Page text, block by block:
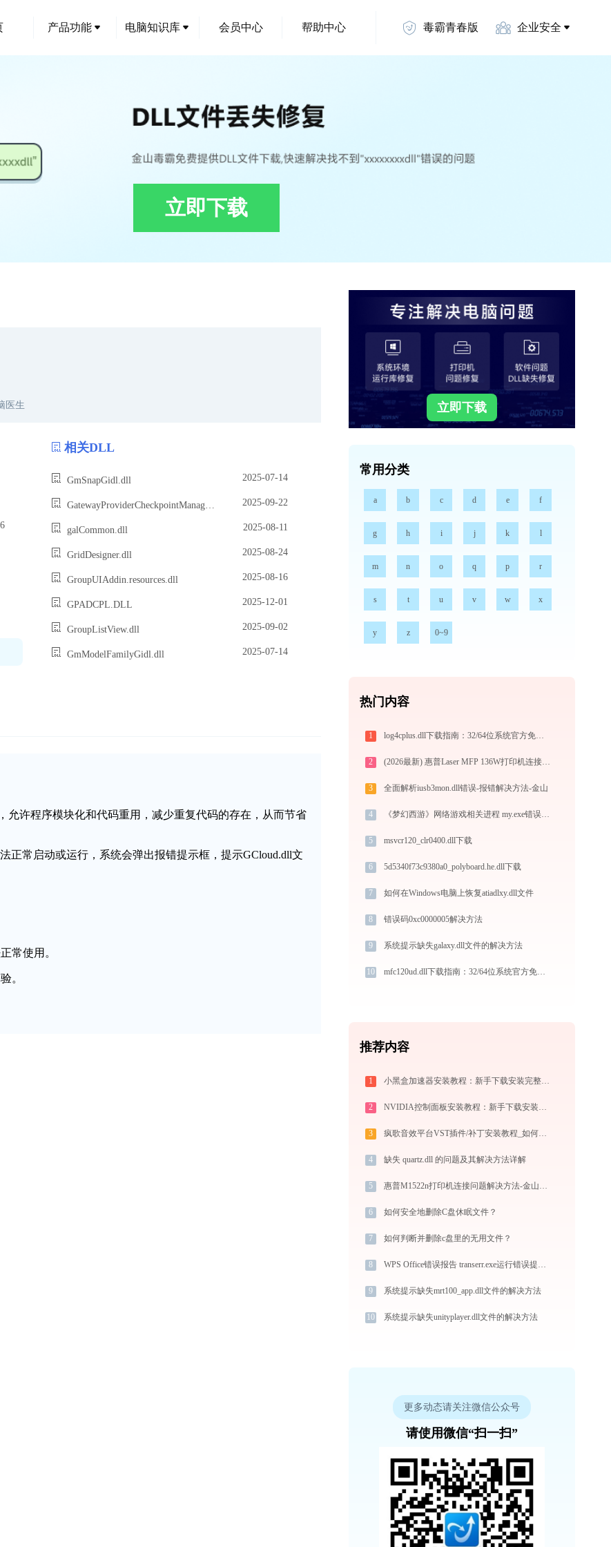
产品功能 电脑知识库 会员中心 帮助中心 毒霸青春版 企业安全
立即下载
医生
相关DLL
GmSnapGidl.dll 2025-07-14
GatewayProviderCheckpointManager.dll 2025-09-22
galCommon.dll 2025-08-11
GridDesigner.dll 2025-08-24
GroupUIAddin.resources.dll 2025-08-16
GPADCPL.DLL 2025-12-01
GroupListView.dll 2025-09-02
GmModelFamilyGidl.dll 2025-07-14
允许程序模块化和代码重用，减少重复代码的存在，从而节省
正常启动或运行，系统会弹出报错提示框，提示GCloud.dll文
常使用。
。
立即下载
常用分类
a b c d e f
g h i j k l
m n o q p r
s t u v w x
y z 0~9
热门内容
1 log4cplus.dll下载指南：32/64位系统官方免费版获取与安装教程
2 (2026最新) 惠普Laser MFP 136W打印机连接问题解决方法 - 金山毒霸
3 全面解析iusb3mon.dll错误-报错解决方法-金山
4 《梦幻西游》网络游戏相关进程 my.exe错误码0xc0000005处理办法
5 msvcr120_clr0400.dll下载
6 5d5340f73c9380a0_polyboard.he.dll下载
7 如何在Windows电脑上恢复atiadlxy.dll文件
8 错误码0xc0000005解决方法
9 系统提示缺失galaxy.dll文件的解决方法
10 mfc120ud.dll下载指南：32/64位系统官方免费版完整解决方案
推荐内容
1 小黑盒加速器安装教程：新手下载安装完整步骤
2 NVIDIA控制面板安装教程：新手下载安装完整指南
3 疯歌音效平台VST插件/补丁安装教程_如何加载插件效果包
4 缺失 quartz.dll 的问题及其解决方法详解
5 惠普M1522n打印机连接问题解决方法-金山毒霸
6 如何安全地删除C盘休眠文件？
7 如何判断并删除c盘里的无用文件？
8 WPS Office错误报告 transerr.exe运行错误提示0xc000000d的解决办法
9 系统提示缺失mrt100_app.dll文件的解决方法
10 系统提示缺失unityplayer.dll文件的解决方法
更多动态请关注微信公众号
请使用微信“扫一扫”